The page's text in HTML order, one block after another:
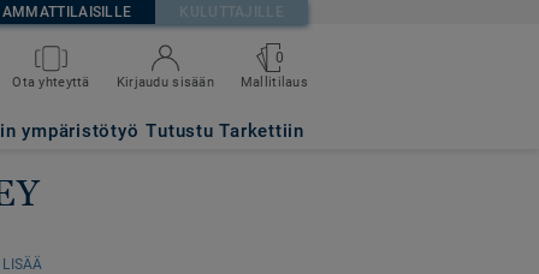
AMMATTILAISILLE KULUTTAJILLE
Ota yhteyttä Kirjaudu sisään
0
Mallitilaus
ympäristötyö Tutustu Tarkettiin
LISÄÄ